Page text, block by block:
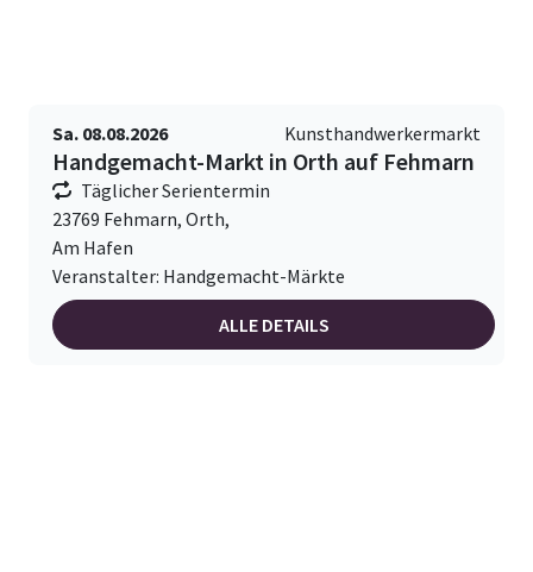
Sa. 08.08.2026 Kunsthandwerkermarkt
Handgemacht-Markt in Orth auf Fehmarn
Täglicher Serientermin
23769 Fehmarn, Orth,
Am Hafen
Veranstalter: Handgemacht-Märkte
ALLE DETAILS